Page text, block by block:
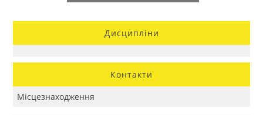
Дисципліни
Контакти
Місцезнаходження